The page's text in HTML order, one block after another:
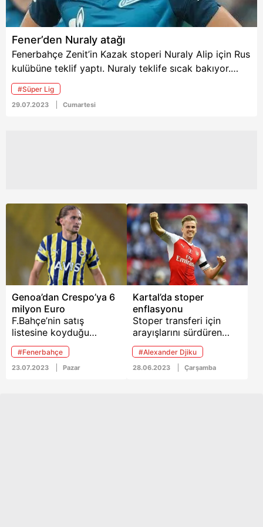
Fener’den Nuraly atağı
Fenerbahçe Zenit’in Kazak stoperi Nuraly Alip için Rus
kulübüne teklif yaptı. Nuraly teklife sıcak bakıyor.
Zenit ile görüşmeler sürüyor. İşte sizler için
derlediğimiz 29 Temmuz tarihli TAKVİM gazetesi
yurttan ve dünyadan spor haberleri...
#Süper Lig
29.07.2023 Cumartesi
Genoa’dan Crespo’ya 6
milyon Euro
F.Bahçe’nin satış
listesine koyduğu
Portekizli yıldız
oyuncuya İtalyan ekibi
talip oldu. İşte sizler için
#Fenerbahçe
23.07.2023 Pazar
Kartal’da stoper
enflasyonu
Stoper transferi için
arayışlarını sürdüren
Beşiktaş, Arsenal’den
Holding’e talip oldu...
İngiliz stoper dışında
#Alexander Djiku
28.06.2023 Çarşamba